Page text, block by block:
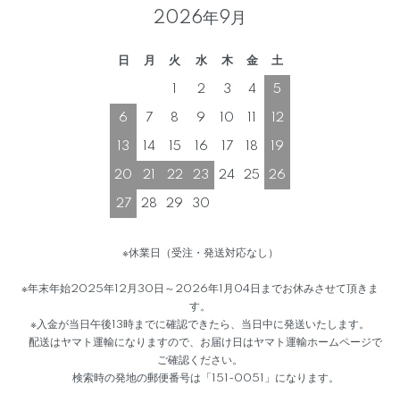
2026年9月
日 月 火 水 木 金 土
2 3 4 5
6 7 8 9 10 12
13 14 15 16 17 18 19
20 21 22 23 24 25 26
27 28 29 30
※休業日（受注・発送対応なし）
※年末年始2025年12月30日～2026年1月04日までお休みさせて頂きま
す。
※入金が当日午後13時までに確認できたら、当日中に発送いたします。
配送はヤマト運輸になりますので、お届け日はヤマト運輸ホームページで
ご確認ください。
検索時の発地の郵便番号は「151-0051」になります。